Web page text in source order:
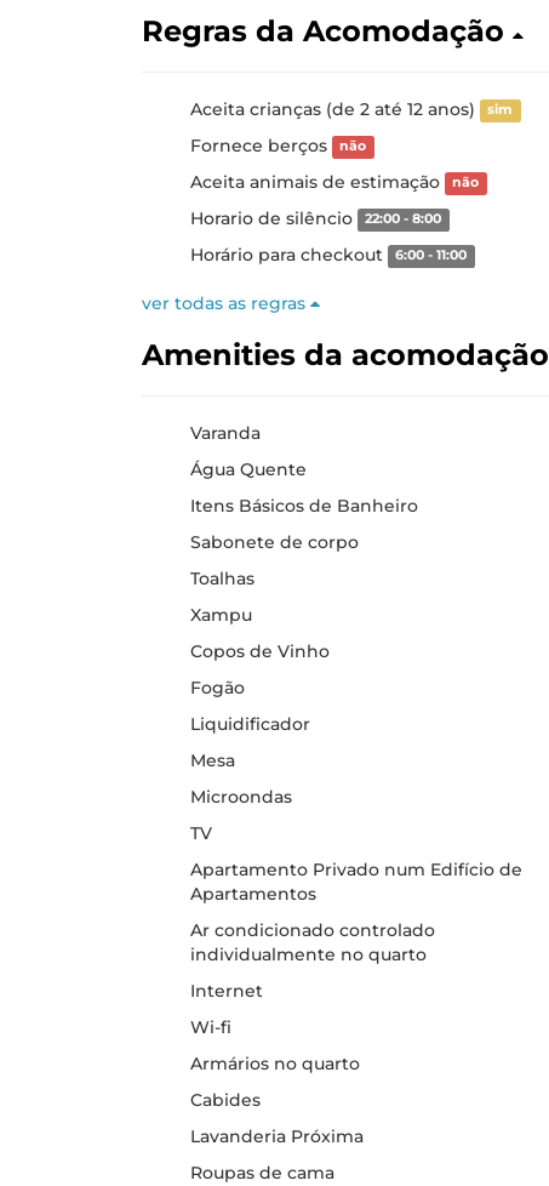
Regras da Acomodação
Aceita crianças (de 2 até 12 anos) sim
Fornece berços não
Aceita animais de estimação não
Horario de silêncio 22:00 - 8:00
Horário para checkout 6:00 - 11:00
ver todas as regras
Amenities da acomodação
Varanda
Água Quente
Itens Básicos de Banheiro
Sabonete de corpo
Toalhas
Xampu
Copos de Vinho
Fogão
Liquidificador
Mesa
Microondas
TV
Apartamento Privado num Edifício de
Apartamentos
Ar condicionado controlado
individualmente no quarto
Internet
Wi-fi
Armários no quarto
Cabides
Lavanderia Próxima
Roupas de cama